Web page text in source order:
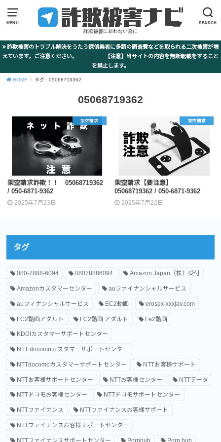
MENU SEARCH
詐欺被害にあわない為に
詐欺被害のトラブル解決をうたう探偵業者に多額の調査費などを取られる二次被害が増
えています。ご注意ください。 【注意】当サイトの内容を無断転載をすること
を禁止します。
HOME タグ : 05068719362
05068719362
架空請求
架空請求詐欺！！ 05068719362
/ 050-6871-9362
2025年7月23日
架空請求
架空請求【要注意】
05068719362 / 050-6871-9362
2025年7月22日
タグ
080-7888-6094 08078886094 Amazon Japan（株）受付
Amazonカスタマーセンター auファイナンシャルサービス
auフィナンシャルサービス EC2動画 erosex-xxxjav.com
FC2動画アダルト FC2動画 アダルト Fe2動画
KDDIカスタマーサポートセンター
NTT docomoカスタマーサポートセンター
NTTdocomoカスタマーサポートセンター NTTお客様サポート
NTTお客様サポートセンター NTTお客様センター NTTデータ
NTTドコモお客様センター NTTドコモサポートセンター
NTTファイナンス NTTファイナンスお客様サポート
NTTファイナンスお客様サポートセンター
NTTファイナンスサポートセンター Pornhub Porn hub